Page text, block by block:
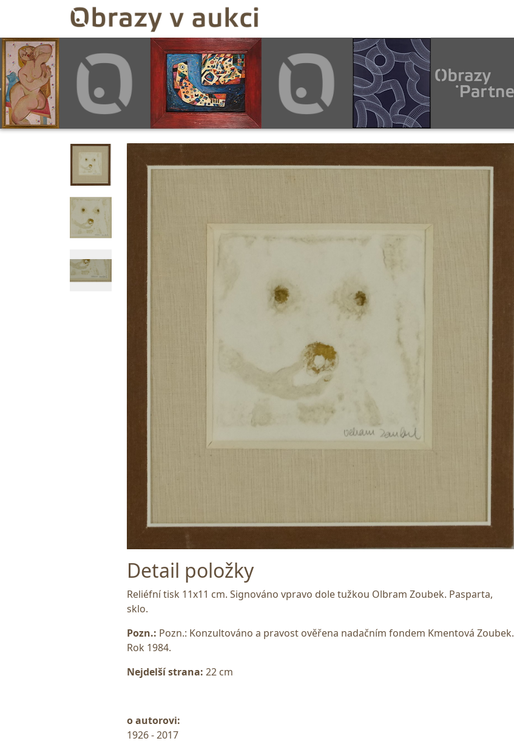
Detail položky
Reliéfní tisk 11x11 cm. Signováno vpravo dole tužkou Olbram Zoubek. Pasparta,
sklo.
Pozn.: Pozn.: Konzultováno a pravost ověřena nadačním fondem Kmentová Zoubek.
Rok 1984.
Nejdelší strana: 22 cm
o autorovi:
1926 - 2017